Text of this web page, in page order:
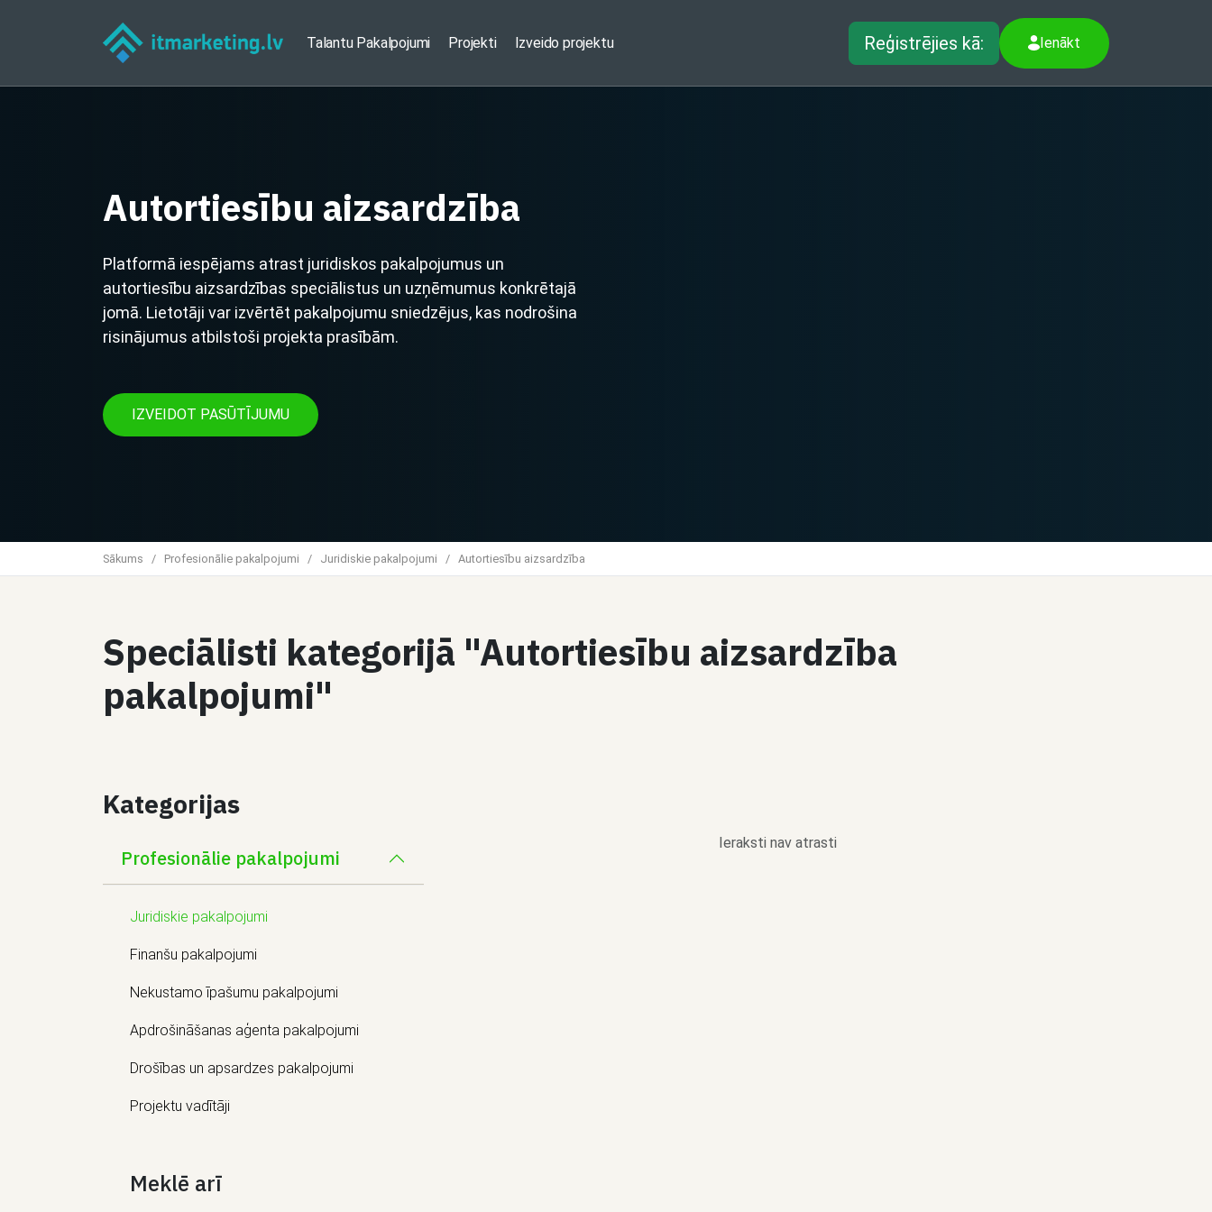
Talantu Pakalpojumi Projekti Izveido projektu Reģistrējies kā: Ienākt
Autortiesību aizsardzība
Platformā iespējams atrast juridiskos pakalpojumus un
autortiesību aizsardzības speciālistus un uzņēmumus konkrētajā
jomā. Lietotāji var izvērtēt pakalpojumu sniedzējus, kas nodrošina
risinājumus atbilstoši projekta prasībām.
IZVEIDOT PASŪTĪJUMU
Sākums / Profesionālie pakalpojumi / Juridiskie pakalpojumi / Autortiesību aizsardzība
Speciālisti kategorijā "Autortiesību aizsardzība
pakalpojumi"
Kategorijas
Profesionālie pakalpojumi
Juridiskie pakalpojumi
Finanšu pakalpojumi
Nekustamo īpašumu pakalpojumi
Apdrošināšanas aģenta pakalpojumi
Drošības un apsardzes pakalpojumi
Projektu vadītāji
Meklē arī
Ieraksti nav atrasti